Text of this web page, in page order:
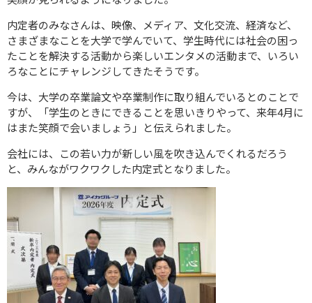
内定者のみなさんは、映像、メディア、文化交流、経済など、
さまざまなことを大学で学んでいて、学生時代には社会の困っ
たことを解決する活動から楽しいエンタメの活動まで、いろい
ろなことにチャレンジしてきたそうです。
今は、大学の卒業論文や卒業制作に取り組んでいるとのことで
すが、「学生のときにできることを思いきりやって、来年4月に
はまた笑顔で会いましょう」と伝えられました。
会社には、この若い力が新しい風を吹き込んでくれるだろう
と、みんながワクワクした内定式となりました。